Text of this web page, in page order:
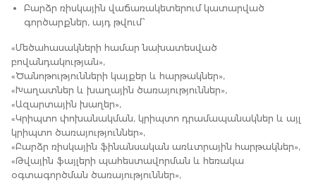
Բարձր ռիսկային վաճառակետերում կատարված
գործարքներ, այդ թվում՝
«Մեծահասակների համար նախատեսված
բովանդակության»,
«Ծանոթությունների կայքեր և հարթակներ»,
«Խաղատներ և խաղային ծառայություններ»,
«Ազարտային խաղեր»,
«Կրիպտո փոխանակման, կրիպտո դրամապանակներ և այլ
կրիպտո ծառայություններ»,
«Բարձր ռիսկային ֆինանսական առևտրային հարթակներ»,
«Թվային ֆայլերի պահեստավորման և հեռակա
օգտագործման ծառայություններ»,